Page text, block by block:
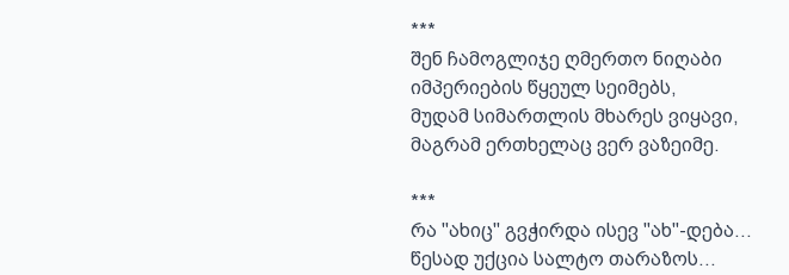
***
შენ ჩამოგლიჯე ღმერთო ნიღაბი
იმპერიების წყეულ სეიმებს,
მუდამ სიმართლის მხარეს ვიყავი,
მაგრამ ერთხელაც ვერ ვაზეიმე.
***
რა "ახიც" გვჭირდა ისევ "ახ"-დება...
წესად უქცია სალტო თარაზოს...